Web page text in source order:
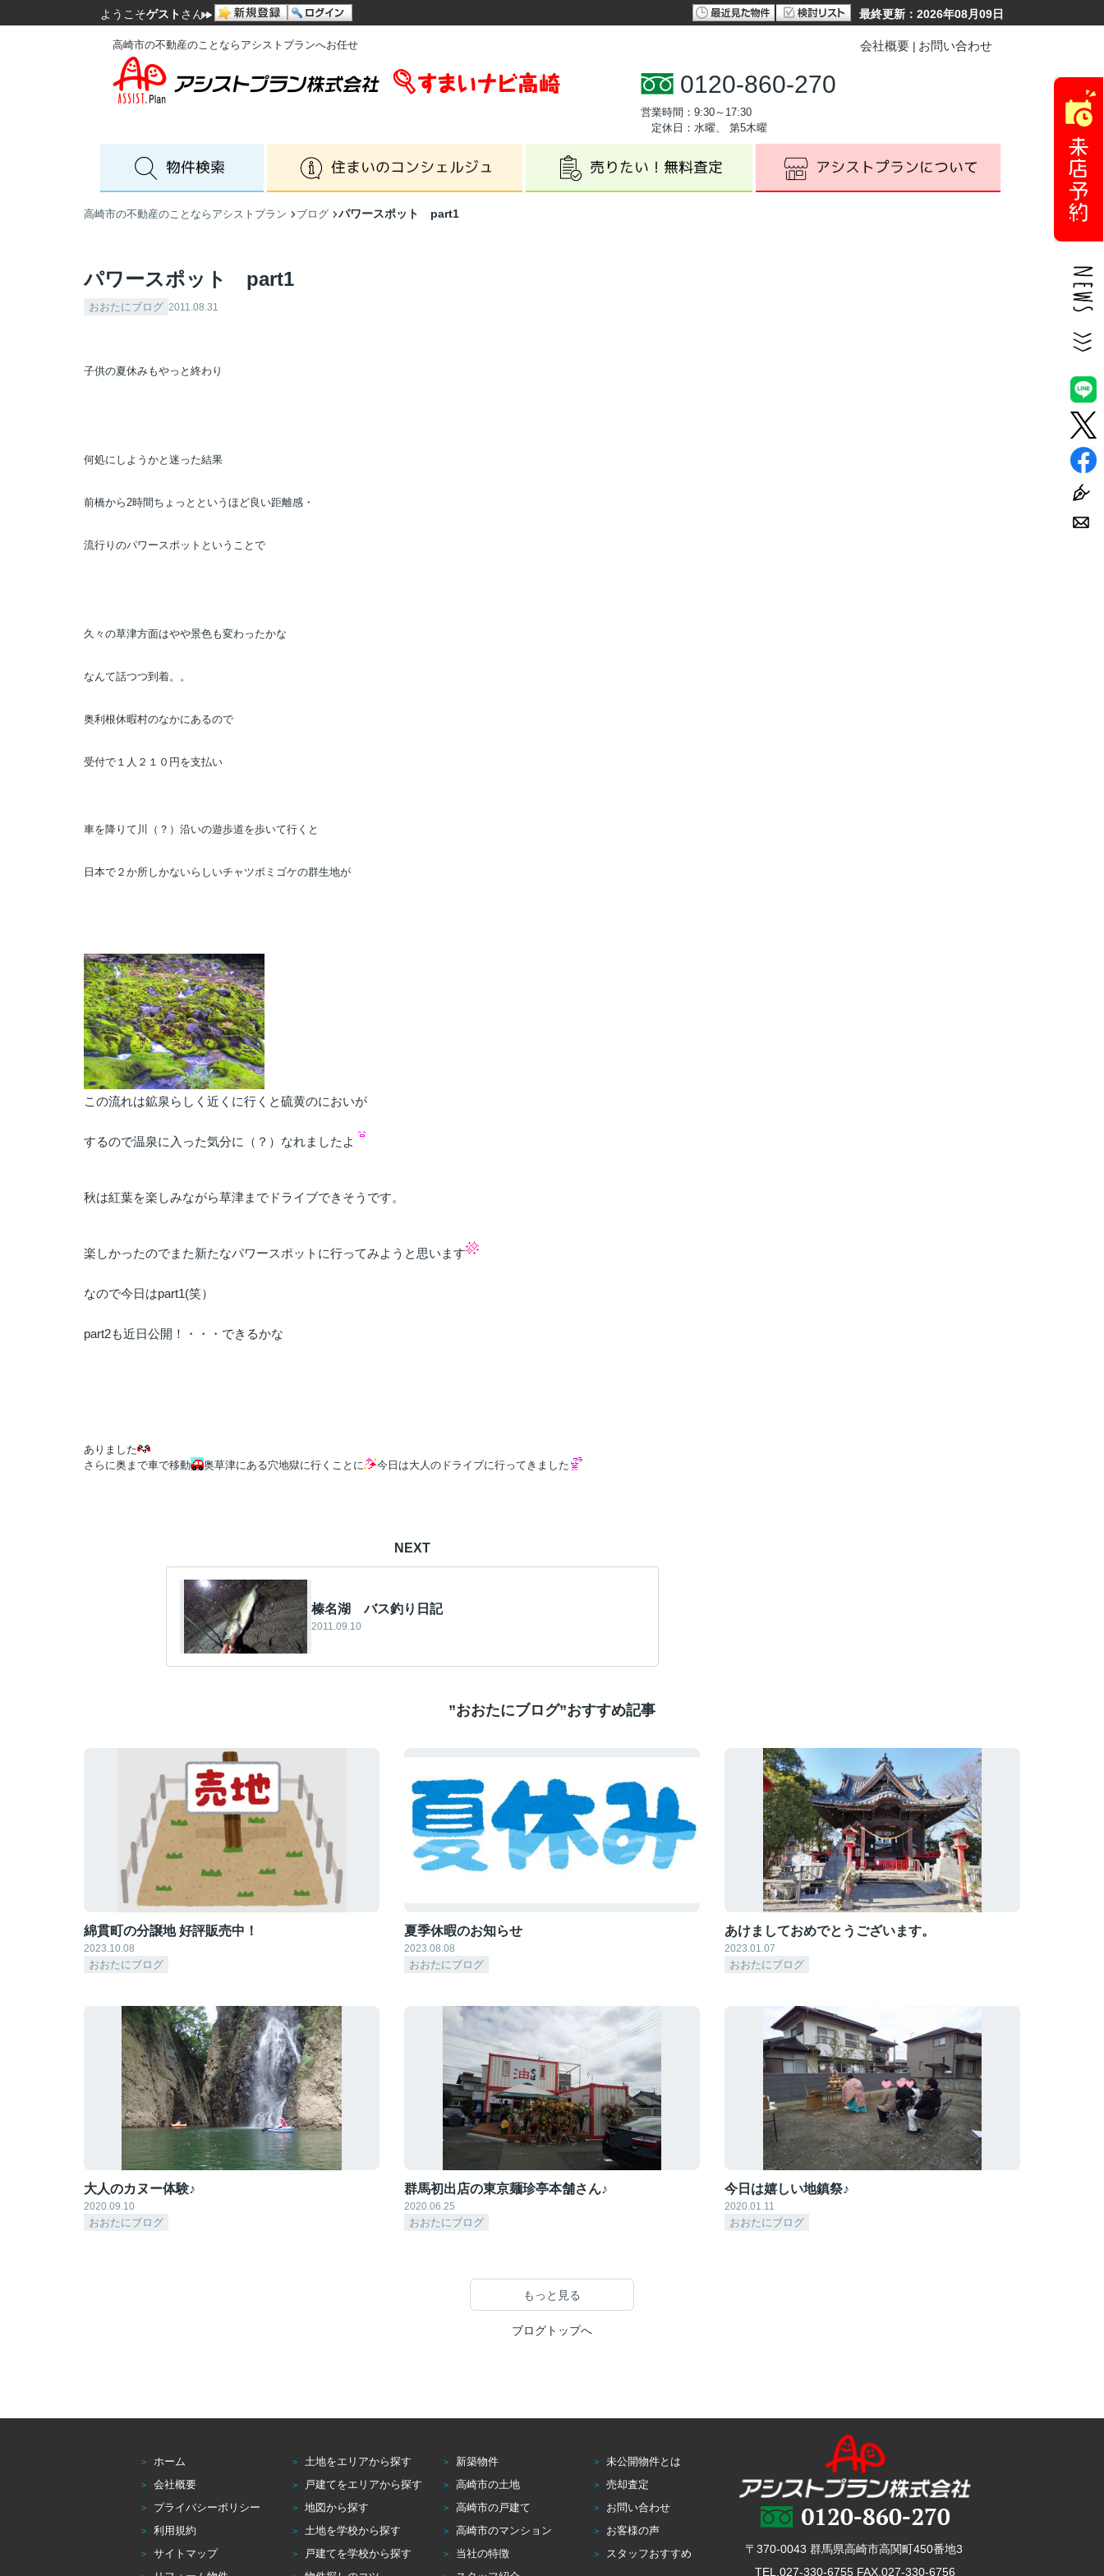
ようこそゲスト さん 最終更新：2026年08月09日
高崎市の不動産のことならアシストプランへお任せ 会社概要 お問い合わせ
0120-860-270
営業時間：9:30～17:30
定休日：水曜、 第5木曜
高崎市の不動産のことならアシストプラン ブログ パワースポット part1
パワースポット part1
おおたにブログ 2011.08.31
子供の夏休みもやっと終わり
何処にしようかと迷った結果
前橋から2時間ちょっとというほど良い距離感・
流行りのパワースポットということで
久々の草津方面はやや景色も変わったかな
なんて話つつ到着。。
奥利根休暇村のなかにあるので
受付で１人２１０円を支払い
車を降りて川（？）沿いの遊歩道を歩いて行くと
日本で２か所しかないらしいチャツボミゴケの群生地が
この流れは鉱泉らしく近くに行くと硫黄のにおいが
するので温泉に入った気分に（？）なれましたよ
秋は紅葉を楽しみながら草津までドライブできそうです。
楽しかったのでまた新たなパワースポットに行ってみようと思います
なので今日はpart1(笑）
part2も近日公開！・・・できるかな
ありました
さらに奥まで車で移動
奥草津にある穴地獄に行くことに 今日は大人のドライブに行ってきました
NEXT
榛名湖 バス釣り日記
2011.09.10
”おおたにブログ”おすすめ記事
綿貫町の分譲地 好評販売中！
2023.10.08
おおたにブログ
夏季休暇のお知らせ
2023.08.08
おおたにブログ
あけましておめでとうございます。
2023.01.07
おおたにブログ
大人のカヌー体験♪
2020.09.10
おおたにブログ
群馬初出店の東京麺珍亭本舗さん♪
2020.06.25
おおたにブログ
今日は嬉しい地鎮祭♪
2020.01.11
おおたにブログ
もっと見る
ブログトップへ
ホーム 土地をエリアから探す 新築物件
未公開物件とは
会社概要
戸建てをエリアから探す 高崎市の土地
売却査定
プライバシーポリシー
地図から探す 高崎市の戸建て
お問い合わせ
利用規約
土地を学校から探す 高崎市のマンション
お客様の声
サイトマップ
戸建てを学校から探す 当社の特徴
スタッフおすすめ
〒370-0043 群馬県高崎市高関町450番地3
TEL.027-330-6755 FAX.027-330-6756